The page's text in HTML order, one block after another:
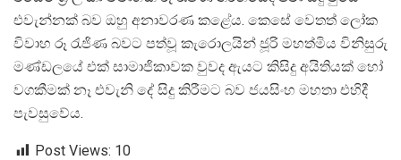
එවැන්නක් බව ඔහු අනාවරණ කළේය. කෙසේ වෙතත් ලෝක
විවාහ රූ රැජිණ බවට පත්වූ කැරොලයින් ජූරි මහත්මිය විනිසුරු
මණ්ඩලයේ එක් සාමාජිකාවක වුවද ඇයට කිසිදු අයිතියක් හෝ
වගකීමක් නෑ එවැනි දේ සිදු කිරීමට බව ජයසිංහ මහතා එහිදී
පැවසුවේය.
Post Views: 10